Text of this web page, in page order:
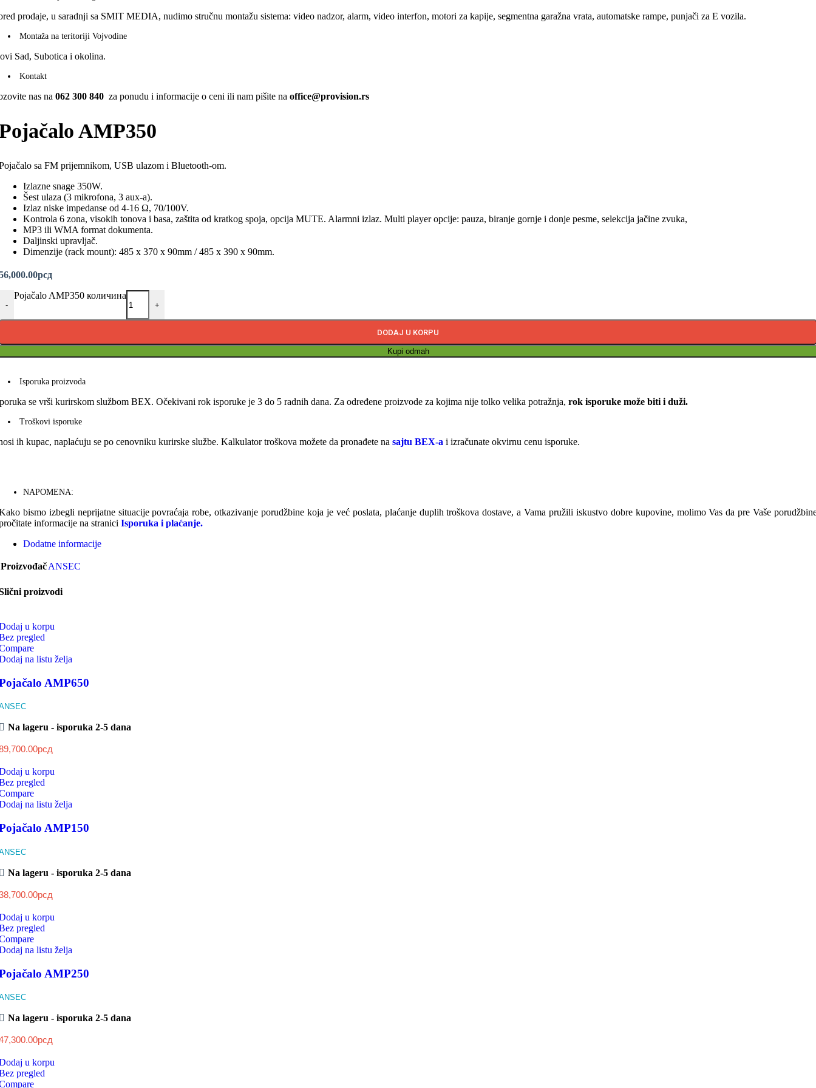
prodaje, u saradnji sa SMIT MEDIA, nudimo stručnu montažu sistema: video nadzor, alarm, video interfon, motori za kapije, segmentna garažna vrata, automatske rampe, punjači za E vozila.
Montaža na teritoriji Vojvodine
Sad, Subotica i okolina.
Kontakt
nas na 062 300 840 za ponudu i informacije o ceni ili nam pišite na office@provision.rs
AMP350
sa FM prijemnikom, USB ulazom i Bluetooth-om.
Izlazne snage 350W.
Šest ulaza (3 mikrofona, 3 aux-a).
Izlaz niske impedanse od 4-16 Ω, 70/100V.
Kontrola 6 zona, visokih tonova i basa, zaštita od kratkog spoja, opcija MUTE. Alarmni izlaz. Multi player opcije: pauza, biranje gornje i donje pesme, selekcija jačine zvuka,
MP3 ili WMA format dokumenta.
Daljinski upravljač.
Dimenzije (rack mount): 485 x 370 x 90mm / 485 x 390 x 90mm.
рсд
-
Pojačalo AMP350 количина
+
DODAJ U KORPU
Kupi odmah
Isporuka proizvoda
se vrši kurirskom službom BEX. Očekivani rok isporuke je 3 do 5 radnih dana. Za određene proizvode za kojima nije tolko velika potražnja, rok isporuke može biti i duži.
Troškovi isporuke
ih kupac, naplaćuju se po cenovniku kurirske službe. Kalkulator troškova možete da pronađete na sajtu BEX-a i izračunate okvirnu cenu isporuke.
NAPOMENA:
bismo izbegli neprijatne situacije povraćaja robe, otkazivanje porudžbine koja je već poslata, plaćanje duplih troškova dostave, a Vama pružili iskustvo dobre kupovine, molimo Vas da pre Vaše
informacije na stranici Isporuka i plaćanje.
Dodatne informacije
ProizvođačANSEC
proizvodi
u korpu
pregled
na listu želja
AMP650
Na lageru - isporuka 2-5 dana
рсд
u korpu
pregled
na listu želja
AMP150
Na lageru - isporuka 2-5 dana
рсд
u korpu
pregled
na listu želja
AMP250
Na lageru - isporuka 2-5 dana
рсд
u korpu
pregled